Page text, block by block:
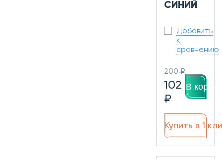
СИНИЙ
Добавить
к
сравнению
200 ₽
102
₽
В
Купить в 1